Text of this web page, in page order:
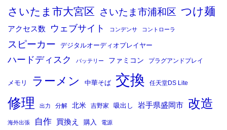
さいたま市大宮区 さいたま市浦和区 つけ麺
アクセス数 ウェブサイト コンデンサ コントローラ
スピーカー デジタルオーディオプレイヤー
ハードディスク バッテリー ファミコン プラグアンドプレイ
メモリ ラーメン 中華そば 交換 任天堂DS Lite
修理 出力 分解 北米 吉野家 吸出し 岩手県盛岡市 改造
海外出張 自作 買換え 購入 電源